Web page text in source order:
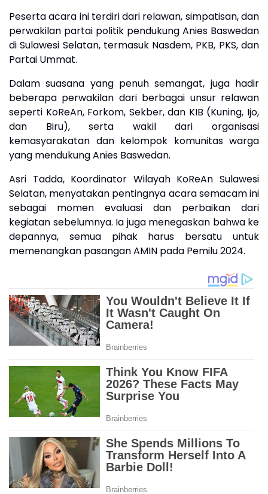
Peserta acara ini terdiri dari relawan, simpatisan, dan
perwakilan partai politik pendukung Anies Baswedan
di Sulawesi Selatan, termasuk Nasdem, PKB, PKS, dan
Partai Ummat.
Dalam suasana yang penuh semangat, juga hadir
beberapa perwakilan dari berbagai unsur relawan
seperti KoReAn, Forkom, Sekber, dan KIB (Kuning, Ijo,
dan Biru), serta wakil dari organisasi
kemasyarakatan dan kelompok komunitas warga
yang mendukung Anies Baswedan.
Asri Tadda, Koordinator Wilayah KoReAn Sulawesi
Selatan, menyatakan pentingnya acara semacam ini
sebagai momen evaluasi dan perbaikan dari
kegiatan sebelumnya. Ia juga menegaskan bahwa ke
depannya, semua pihak harus bersatu untuk
memenangkan pasangan AMIN pada Pemilu 2024.